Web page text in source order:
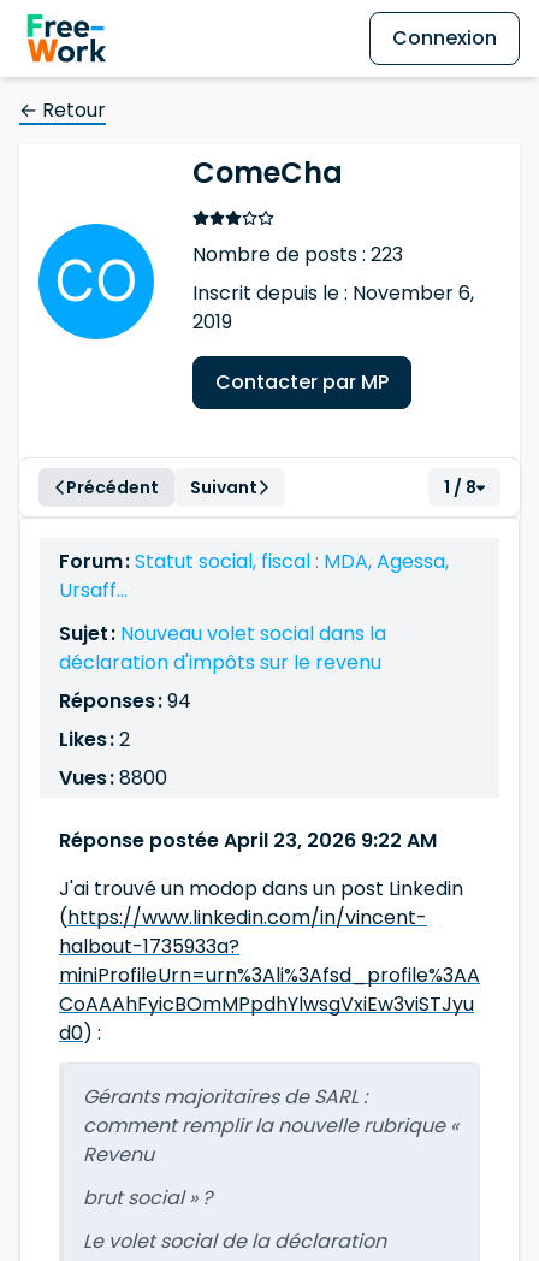
Connexion
← Retour
ComeCha
Nombre de posts : 223
Inscrit depuis le : November 6,
2019
Contacter par MP
Précédent Suivant 1 / 8
Forum :Statut social, fiscal : MDA, Agessa,
Ursaff...
Sujet : Nouveau volet social dans la
déclaration d'impôts sur le revenu
Réponses :94
Likes :2
Vues :8800
Réponse postée April 23, 2026 9:22 AM
J'ai trouvé un modop dans un post Linkedin
(https://www.linkedin.com/in/vincent-
halbout-1735933a?
miniProfileUrn=urn%3Ali%3Afsd_profile%3AA
CoAAAhFyicBOmMPpdhYlwsgVxiEw3viSTJyu
d0) :
Gérants majoritaires de SARL :
comment remplir la nouvelle rubrique «
Revenu
brut social » ?
Le volet social de la déclaration